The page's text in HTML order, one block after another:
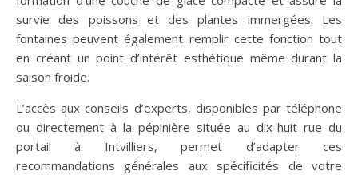
survie des poissons et des plantes immergées. Les
fontaines peuvent également remplir cette fonction tout
en créant un point d’intérêt esthétique même durant la
saison froide.
L’accès aux conseils d’experts, disponibles par téléphone
ou directement à la pépinière située au dix-huit rue du
portail à Intvilliers, permet d’adapter ces
recommandations générales aux spécificités de votre